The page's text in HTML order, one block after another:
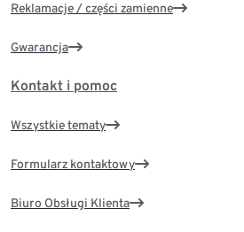
Reklamacje / części zamienne
Gwarancja
Kontakt i pomoc
Wszystkie tematy
Formularz kontaktowy
Biuro Obsługi Klienta